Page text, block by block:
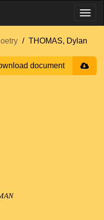
THOMAS, Dylan
document